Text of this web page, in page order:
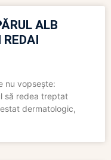
ALB
nu vopsește:
să redea treptat
dermatologic,